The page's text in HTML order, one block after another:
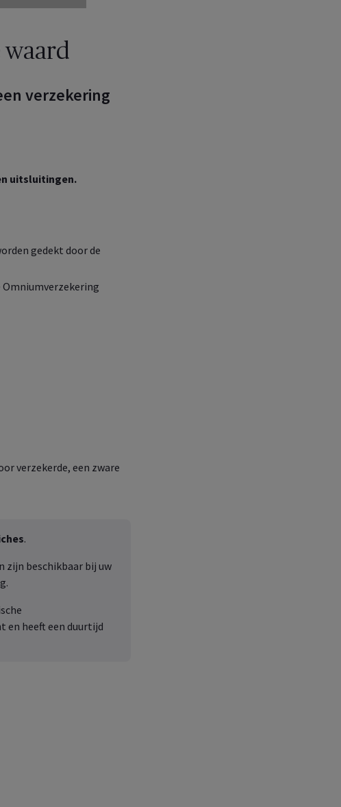
uw onderneming,
waard
verzekering
uitsluitingen.
gedekt door de
Omniumverzekering
verzekerde, een zware
.
zijn beschikbaar bij uw
en heeft een duurtijd